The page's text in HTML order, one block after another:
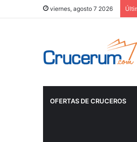
viernes, agosto 7 2026
OFERTAS DE CRUCEROS